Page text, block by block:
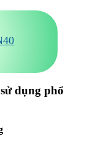
dụng phổ